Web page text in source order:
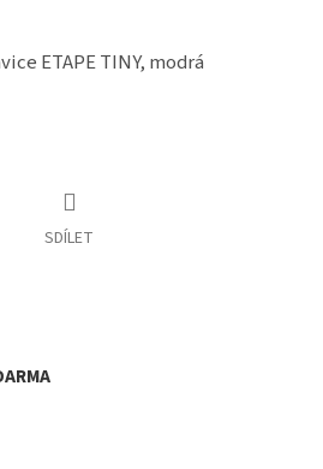
ETAPE TINY, modrá
SDÍLET